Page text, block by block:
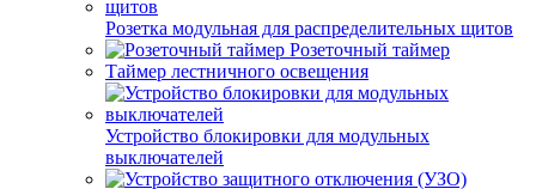
Розетка модульная для распределительных щитов
Розеточный таймер
Таймер лестничного освещения
Устройство блокировки для модульных
выключателей